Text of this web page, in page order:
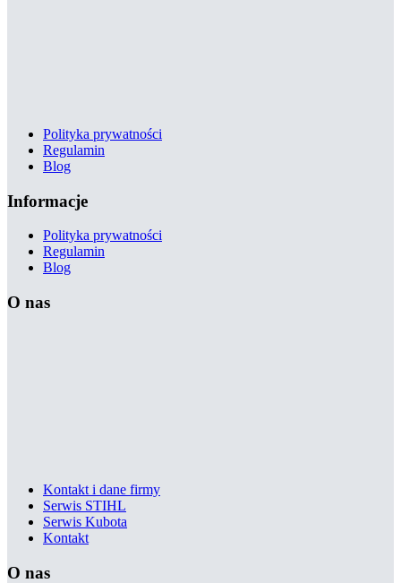
Polityka prywatności
Regulamin
Blog
Informacje
Polityka prywatności
Regulamin
Blog
O nas
Kontakt i dane firmy
Serwis STIHL
Serwis Kubota
Kontakt
O nas